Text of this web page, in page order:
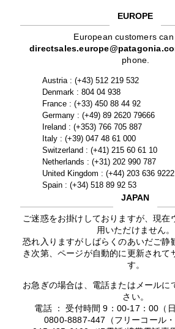
EUROPE
European customers
phone.
Austria : (+43) 512 219 532
Denmark : 804 04 938
France : (+33) 450 88 44 92
Germany : (+49) 89 2620 79666
Ireland : (+353) 766 705 887
Italy : (+39) 047 48 61 000
Switzerland : (+41) 215 60 61 10
Netherlands : (+31) 202 990 787
United Kingdom : (+44) 203 636 9222
Spain : (+34) 518 89 92 53
JAPAN
ご迷惑をお掛けしておりますが、現在
用いただけません。
恐れ入りますがしばらくのあいだご静
き次第、ページが自動的に更新されて
す。
お急ぎの場合は、電話またはメールに
さい。
電話 ： 受付時間 9：00-17：00（日
0800-8887-447（フリーコール・